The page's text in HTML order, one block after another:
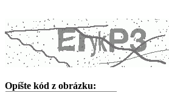
Opíšte kód z obrázku: